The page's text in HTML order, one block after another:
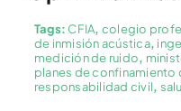
Tags: CFIA, colegio
de inmisión acústica,
medición de ruido,
planes de confinamiento
responsabilidad civil,